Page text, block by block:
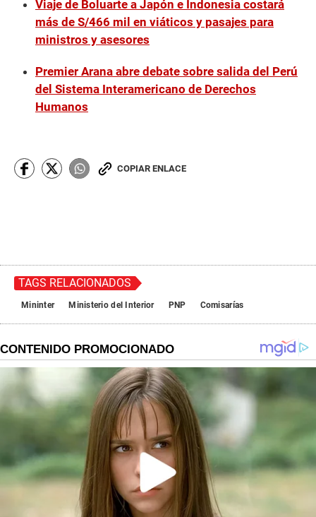
Viaje de Boluarte a Japón e Indonesia costará
más de S/466 mil en viáticos y pasajes para
ministros y asesores
Premier Arana abre debate sobre salida del Perú
del Sistema Interamericano de Derechos
Humanos
COPIAR ENLACE
TAGS RELACIONADOS
Mininter Ministerio del Interior PNP Comisarías